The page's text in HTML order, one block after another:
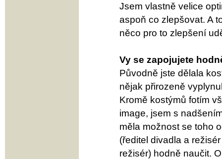
Jsem vlastně velice
aspoň co zlepšovat. A
něco pro to zlepšení
Vy se zapojujete
Původně jste dělala
nějak přirozeně
Kromě kostýmů fotím
image, jsem s
měla možnost se toho
(ředitel divadla a
režisér) hodně naučit.